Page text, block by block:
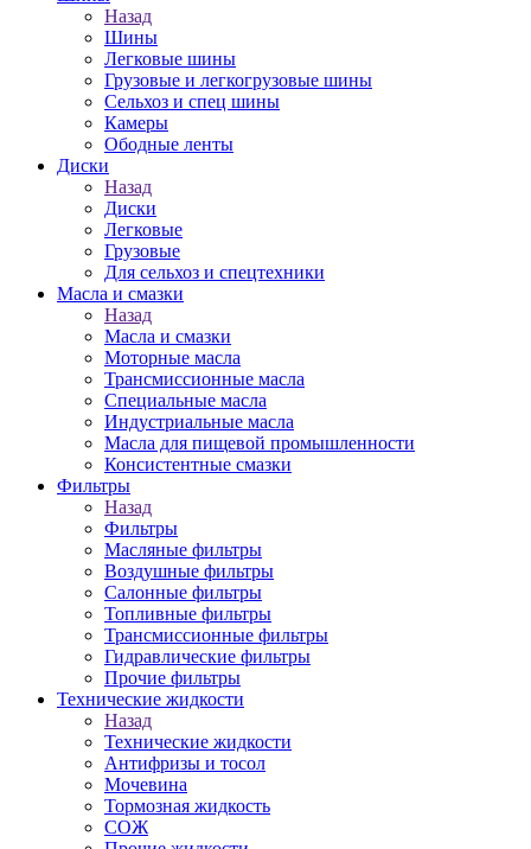
Назад
Шины
Легковые шины
Грузовые и легкогрузовые шины
Сельхоз и спец шины
Камеры
Ободные ленты
Диски
Назад
Диски
Легковые
Грузовые
Для сельхоз и спецтехники
Масла и смазки
Назад
Масла и смазки
Моторные масла
Трансмиссионные масла
Специальные масла
Индустриальные масла
Масла для пищевой промышленности
Консистентные смазки
Фильтры
Назад
Фильтры
Масляные фильтры
Воздушные фильтры
Салонные фильтры
Топливные фильтры
Трансмиссионные фильтры
Гидравлические фильтры
Прочие фильтры
Технические жидкости
Назад
Технические жидкости
Антифризы и тосол
Мочевина
Тормозная жидкость
СОЖ